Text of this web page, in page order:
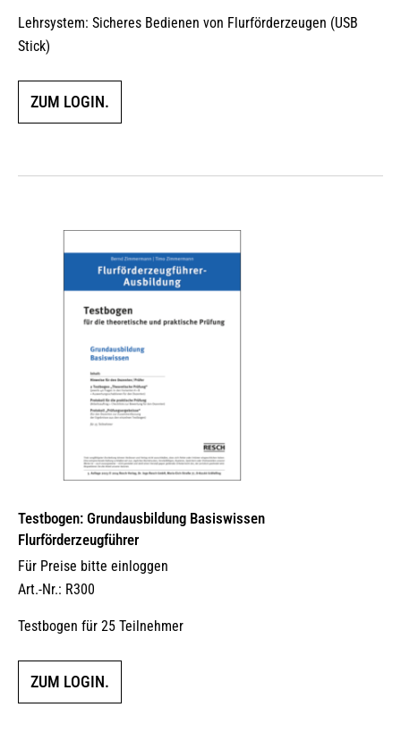
Lehrsystem: Sicheres Bedienen von Flurförderzeugen (USB
Stick)
ZUM LOGIN.
Testbogen: Grundausbildung Basiswissen
Flurförderzeugführer
Für Preise bitte einloggen
Art.-Nr.: R300
Testbogen für 25 Teilnehmer
ZUM LOGIN.